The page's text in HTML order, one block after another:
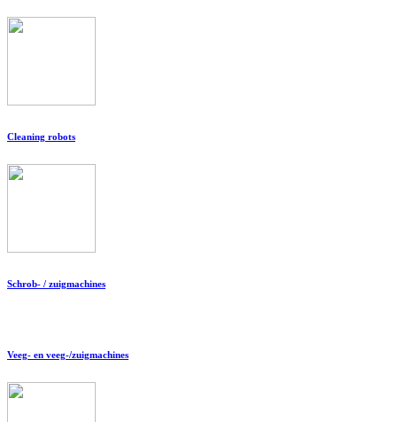
Cleaning robots
Schrob- / zuigmachines
Veeg- en veeg-/zuigmachines